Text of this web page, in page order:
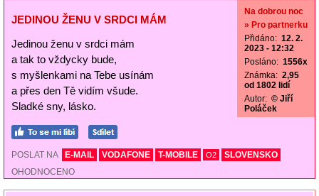
JEDINOU ŽENU V SRDCI MÁM
Jedinou ženu v srdci mám
a tak to vždycky bude,
s myšlenkami na Tebe usínám
a přes den Tě vidím všude.
Sladké sny, lásko.
Na dobrou noc
» Pro partnerku
Přidáno: 12. 2.
2023 - 12:32
Posláno: 1556x
Známka: 2,95
od 1802 lidí
Autor: © Jiří
Poláček
POSLAT NA E-MAIL VODAFONE T-MOBILE O2
SLOVENSKO
OHODNOCENO